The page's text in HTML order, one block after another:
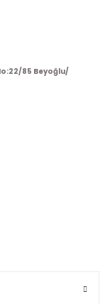
85 Beyoğlu/